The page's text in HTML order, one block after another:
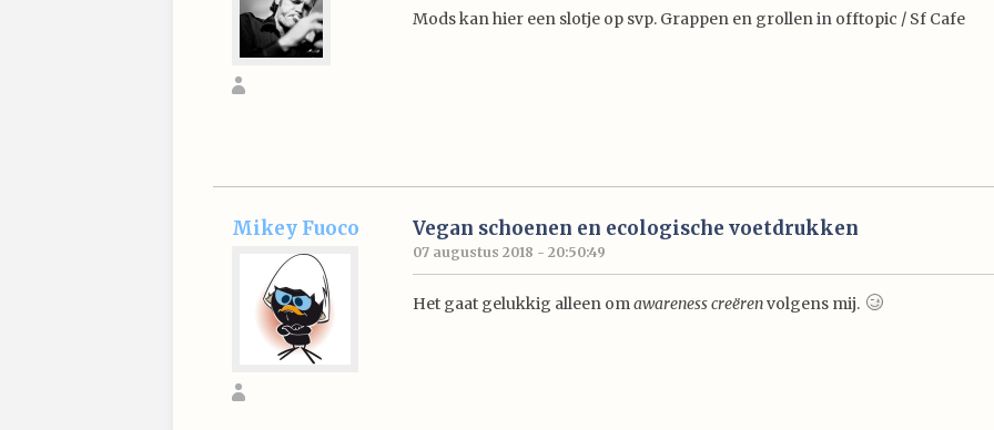
Mods kan hier een slotje op svp. Grappen en grollen in offtopic / Sf Cafe
Mikey Fuoco Vegan schoenen en ecologische voetdrukken
07 augustus 2018 - 20:50:49
Het gaat gelukkig alleen omawareness creërenvolgens mij.